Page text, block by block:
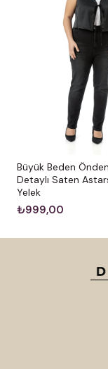
Büyük Beden
Detaylı Saten
Yelek
₺999,00